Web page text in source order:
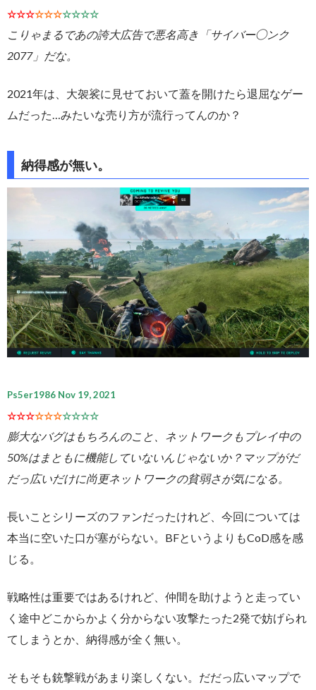
☆☆☆☆☆☆☆☆☆☆
こりゃまるであの誇大広告で悪名高き「サイバー◯ンク
2077」だな。
2021年は、大袈裟に見せておいて蓋を開けたら退屈なゲー
ムだった…みたいな売り方が流行ってんのか？
納得感が無い。
Ps5er1986 Nov 19, 2021
☆☆☆☆☆☆☆☆☆☆
膨大なバグはもちろんのこと、ネットワークもプレイ中の
50%はまともに機能していないんじゃないか？マップがだ
だっ広いだけに尚更ネットワークの貧弱さが気になる。
長いことシリーズのファンだったけれど、今回については
本当に空いた口が塞がらない。BFというよりもCoD感を感
じる。
戦略性は重要ではあるけれど、仲間を助けようと走ってい
く途中どこからかよく分からない攻撃たった2発で妨げられ
てしまうとか、納得感が全く無い。
そもそも銃撃戦があまり楽しくない。だだっ広いマップで